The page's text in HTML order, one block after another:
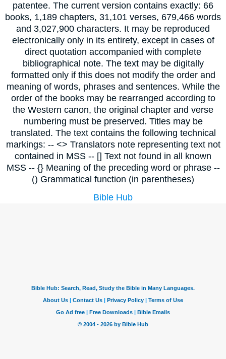
patentee. The current version contains exactly: 66
books, 1,189 chapters, 31,101 verses, 679,466 words
and 3,027,900 characters. It may be reproduced
electronically only in its entirety, except in cases of
direct quotation accompanied with complete
bibliographical note. The text may be digitally
formatted only if this does not modify the order and
meaning of words, phrases and sentences. While the
order of the books may be rearranged according to
the Western canon, the original chapter and verse
numbering must be preserved. Titles may be
translated. The text contains the following technical
markings: -- <> Translators note representing text not
contained in MSS -- [] Text not found in all known
MSS -- {} Meaning of the preceding word or phrase --
() Grammatical function (in parentheses)
Bible Hub